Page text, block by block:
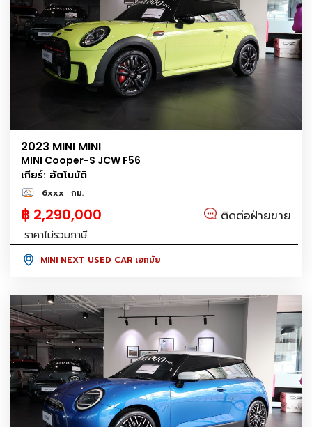
2023 MINI MINI
MINI Cooper-S JCW F56
เกียร์: อัตโนมัติ
6xxx กม.
฿ 2,290,000 ติดต่อฝ่ายขาย
ราคาไม่รวมภาษี
MINI NEXT USED CAR เอกมัย